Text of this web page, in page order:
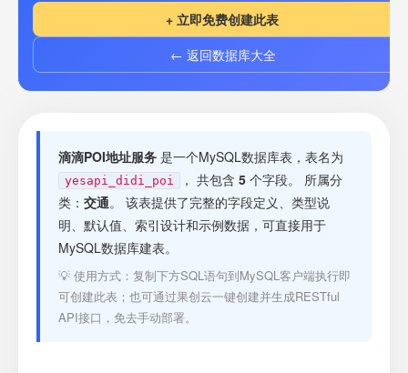
套餐
接口测试
+ 立即免费创建此表
← 返回数据库大全
滴滴POI地址服务 是一个MySQL数据库表，表名为
yesapi_didi_poi ， 共包含 5 个字段。 所属分
类： 交通。 该表提供了完整的字段定义、类型说
明、默认值、索引设计和示例数据，可直接用于
MySQL数据库建表。
💡 使用方式：复制下方SQL语句到MySQL客户端执行即
可创建此表；也可通过果创云一键创建并生成RESTful
API接口，免去手动部署。